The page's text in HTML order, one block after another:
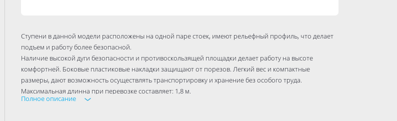
Ступени в данной модели расположены на одной паре стоек, имеют рельефный профиль, что делает
подъем и работу более безопасной.
Наличие высокой дуги безопасности и противоскользящей площадки делает работу на высоте
комфортней. Боковые пластиковые накладки защищают от порезов. Легкий вес и компактные
размеры, дают возможность осуществлять транспортировку и хранение без особого труда.
Максимальная длинна при перевозке составляет: 1,8 м.
Высота рабочей площадки: 1,0 м.
Полное описание